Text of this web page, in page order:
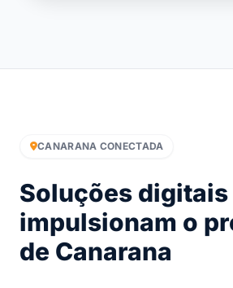
CANARANA CONECTADA
Soluções digitais
impulsionam o
de Canarana